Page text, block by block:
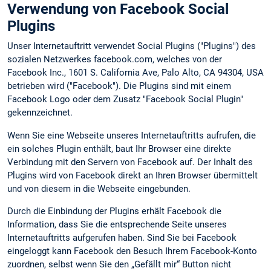
Verwendung von Facebook Social
Plugins
Unser Internetauftritt verwendet Social Plugins ("Plugins") des
sozialen Netzwerkes facebook.com, welches von der
Facebook Inc., 1601 S. California Ave, Palo Alto, CA 94304, USA
betrieben wird ("Facebook"). Die Plugins sind mit einem
Facebook Logo oder dem Zusatz "Facebook Social Plugin"
gekennzeichnet.
Wenn Sie eine Webseite unseres Internetauftritts aufrufen, die
ein solches Plugin enthält, baut Ihr Browser eine direkte
Verbindung mit den Servern von Facebook auf. Der Inhalt des
Plugins wird von Facebook direkt an Ihren Browser übermittelt
und von diesem in die Webseite eingebunden.
Durch die Einbindung der Plugins erhält Facebook die
Information, dass Sie die entsprechende Seite unseres
Internetauftritts aufgerufen haben. Sind Sie bei Facebook
eingeloggt kann Facebook den Besuch Ihrem Facebook-Konto
zuordnen, selbst wenn Sie den „Gefällt mir“ Button nicht